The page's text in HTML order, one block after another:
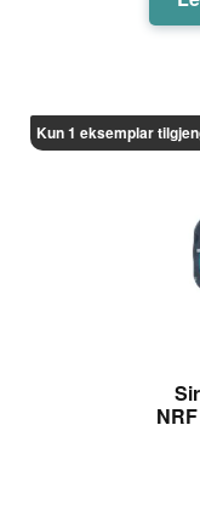
Kun 1 eksemplar